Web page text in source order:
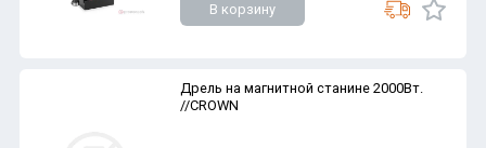
В корзину
Дрель на магнитной станине 2000Вт.
//CROWN